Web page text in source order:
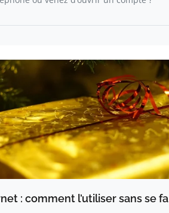
: comment l’utiliser sans se